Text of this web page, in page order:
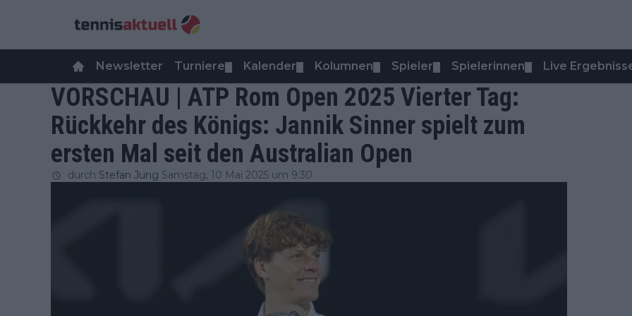
Newsletter Turniere Kalender Kolumnen Spieler Spielerinnen Live
VORSCHAU | ATP Rom Open 2025 Vierter Tag:
Rückkehr des Königs: Jannik Sinner spielt zum
ersten Mal seit den Australian Open
durch Stefan Jung Samstag, 10 Mai 2025 um 9:30